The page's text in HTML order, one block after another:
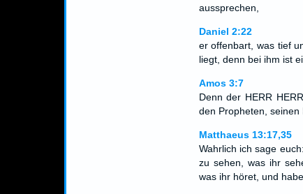
aussprechen,
Daniel 2:22
er offenbart, was tief
liegt, denn bei ihm ist
Amos 3:7
Denn der HERR
den Propheten, seinen
Matthaeus 13:17,35
Wahrlich ich sage
zu sehen, was ihr
was ihr höret, und